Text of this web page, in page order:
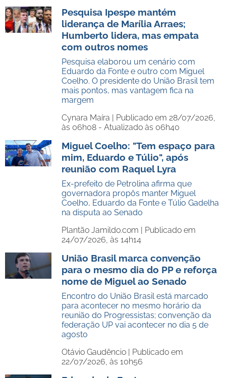
Pesquisa Ipespe mantém
liderança de Marília Arraes;
Humberto lidera, mas empata
com outros nomes
Pesquisa elaborou um cenário com
Eduardo da Fonte e outro com Miguel
Coelho. O presidente do União Brasil tem
mais pontos, mas vantagem fica na
margem
Cynara Maíra | Publicado em 28/07/2026,
às 06h08 - Atualizado às 06h40
Miguel Coelho: "Tem espaço para
mim, Eduardo e Túlio", após
reunião com Raquel Lyra
Ex-prefeito de Petrolina afirma que
governadora propôs manter Miguel
Coelho, Eduardo da Fonte e Túlio Gadelha
na disputa ao Senado
Plantão Jamildo.com | Publicado em
24/07/2026, às 14h14
União Brasil marca convenção
para o mesmo dia do PP e reforça
nome de Miguel ao Senado
Encontro do União Brasil está marcado
para acontecer no mesmo horário da
reunião do Progressistas; convenção da
federação UP vai acontecer no dia 5 de
agosto
Otávio Gaudêncio | Publicado em
22/07/2026, às 10h56